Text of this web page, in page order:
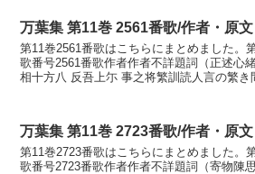
万葉集 第11巻 2561番歌/作者・原
第11巻2561番歌はこちらにまとめました。
歌番号2561番歌作者作者不詳題詞（正述心
相十方八 反吾上尓 事之将繁訓読人言の繁き
万葉集 第11巻 2723番歌/作者・原
第11巻2723番歌はこちらにまとめました。
歌番号2723番歌作者作者不詳題詞（寄物陳